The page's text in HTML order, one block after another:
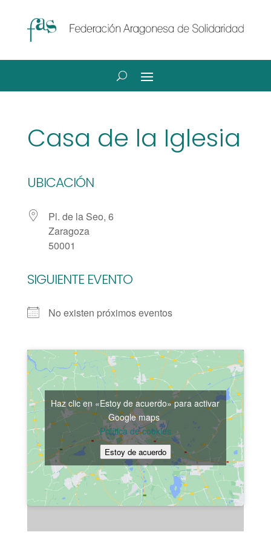
Casa de la Iglesia
UBICACIÓN
Pl. de la Seo, 6
Zaragoza
50001
SIGUIENTE EVENTO
No existen próximos eventos
Haz clic en «Estoy de acuerdo» para activar
Google maps
Política de cookies
Estoy de acuerdo